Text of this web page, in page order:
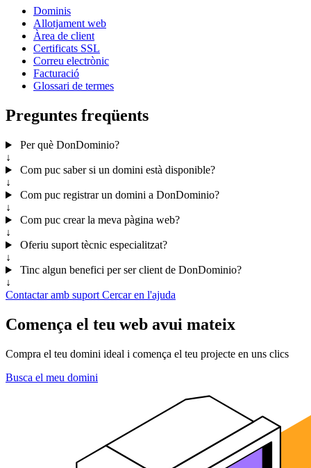
Dominis
Allotjament web
Àrea de client
Certificats SSL
Correu electrònic
Facturació
Glossari de termes
Preguntes freqüents
Per què DonDominio?
↓
Com puc saber si un domini està disponible?
↓
Com puc registrar un domini a DonDominio?
↓
Com puc crear la meva pàgina web?
↓
Oferiu suport tècnic especialitzat?
↓
Tinc algun benefici per ser client de DonDominio?
↓
Contactar amb suport Cercar en l'ajuda
Comença el teu web avui mateix
Compra el teu domini ideal i comença el teu projecte en uns clics
Busca el meu domini